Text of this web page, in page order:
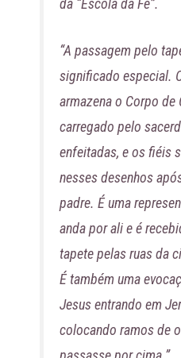
da “Escola da Fé”.
“A passagem pelo
significado especial.
armazena o Corpo de
carregado pelo
enfeitadas, e os fiéis
nesses desenhos
padre. É uma
anda por ali e é
tapete pelas ruas da
É também uma
Jesus entrando em
colocando ramos de